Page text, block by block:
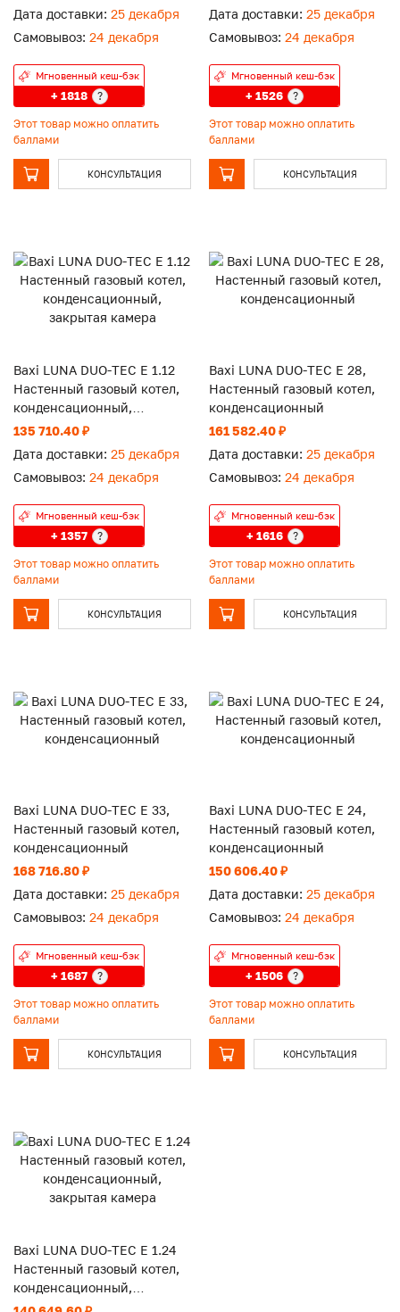
Дата доставки: 25 декабря
Самовывоз: 24 декабря
Мгновенный кеш-бэк
+ 1818 ?
Этот товар можно оплатить
баллами
КОНСУЛЬТАЦИЯ
Дата доставки: 25 декабря
Самовывоз: 24 декабря
Мгновенный кеш-бэк
+ 1526 ?
Этот товар можно оплатить
баллами
КОНСУЛЬТАЦИЯ
Baxi LUNA DUO-TEC E 1.12
Настенный газовый котел,
конденсационный,
закрытая камера
135 710.40 ₽
Дата доставки: 25 декабря
Самовывоз: 24 декабря
Мгновенный кеш-бэк
+ 1357 ?
Этот товар можно оплатить
баллами
КОНСУЛЬТАЦИЯ
Baxi LUNA DUO-TEC E 28,
Настенный газовый котел,
конденсационный
161 582.40 ₽
Дата доставки: 25 декабря
Самовывоз: 24 декабря
Мгновенный кеш-бэк
+ 1616 ?
Этот товар можно оплатить
баллами
КОНСУЛЬТАЦИЯ
Baxi LUNA DUO-TEC E 33,
Настенный газовый котел,
конденсационный
168 716.80 ₽
Дата доставки: 25 декабря
Самовывоз: 24 декабря
Мгновенный кеш-бэк
+ 1687 ?
Этот товар можно оплатить
баллами
КОНСУЛЬТАЦИЯ
Baxi LUNA DUO-TEC E 24,
Настенный газовый котел,
конденсационный
150 606.40 ₽
Дата доставки: 25 декабря
Самовывоз: 24 декабря
Мгновенный кеш-бэк
+ 1506 ?
Этот товар можно оплатить
баллами
КОНСУЛЬТАЦИЯ
Baxi LUNA DUO-TEC E 1.24
Настенный газовый котел,
конденсационный,
закрытая камера